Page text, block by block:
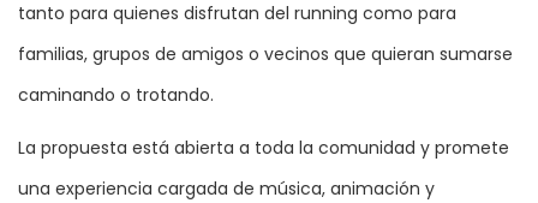
tanto para quienes disfrutan del running como para
familias, grupos de amigos o vecinos que quieran sumarse
caminando o trotando.
La propuesta está abierta a toda la comunidad y promete
una experiencia cargada de música, animación y